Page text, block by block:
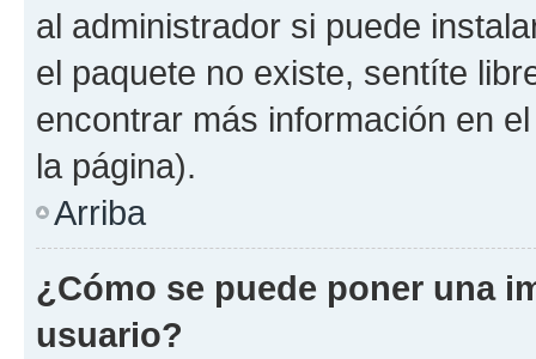
al administrador si puede
el paquete no existe, sentíte
encontrar más información en
la página).
Arriba
¿Cómo se puede poner una
usuario?